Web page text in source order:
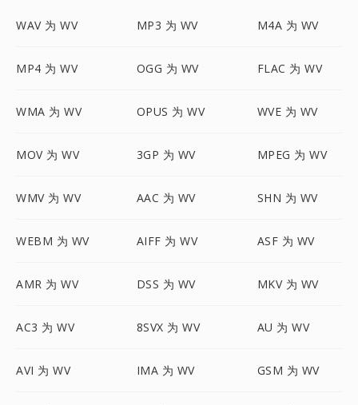
WAV 为 WV MP3 为 WV M4A 为 WV
MP4 为 WV OGG 为 WV FLAC 为 WV
WMA 为 WV OPUS 为 WV WVE 为 WV
MOV 为 WV 3GP 为 WV MPEG 为 WV
WMV 为 WV AAC 为 WV SHN 为 WV
WEBM 为 WV AIFF 为 WV ASF 为 WV
AMR 为 WV DSS 为 WV MKV 为 WV
AC3 为 WV 8SVX 为 WV AU 为 WV
AVI 为 WV IMA 为 WV GSM 为 WV